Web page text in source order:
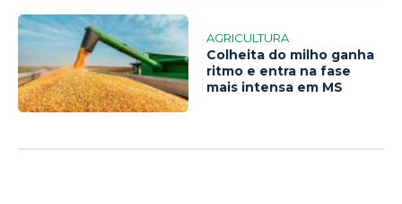
AGRICULTURA
Colheita do milho ganha
ritmo e entra na fase
mais intensa em MS